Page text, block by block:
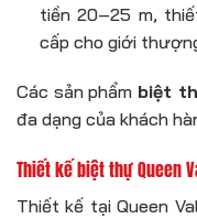
tiền 20–25 m,
cấp cho giới
Các sản phẩm biệt
đa dạng của khách
Thiết kế biệt thự Queen
Thiết kế tại Queen